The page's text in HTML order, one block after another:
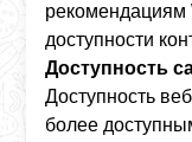
рекомендациям
доступности
Доступность
Доступность
более